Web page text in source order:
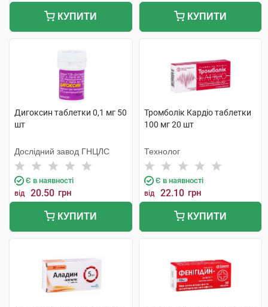
КУПИТИ КУПИТИ
Дигоксин таблетки 0,1 мг 50
шт
Дослідний завод ГНЦЛС
Є в наявності
від 20.50 грн
КУПИТИ
Тромболік Кардіо таблетки
100 мг 20 шт
Технолог
Є в наявності
від 22.10 грн
КУПИТИ